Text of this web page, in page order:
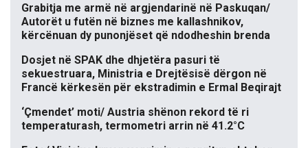
Grabitja me armë në argjendarinë në Paskuqan/
Autorët u futën në biznes me kallashnikov,
kërcënuan dy punonjëset që ndodheshin brenda
Dosjet në SPAK dhe dhjetëra pasuri të
sekuestruara, Ministria e Drejtësisë dërgon në
Francë kërkesën për ekstradimin e Ermal Beqirajt
‘Çmendet’ moti/ Austria shënon rekord të ri
temperaturash, termometri arrin në 41.2°C